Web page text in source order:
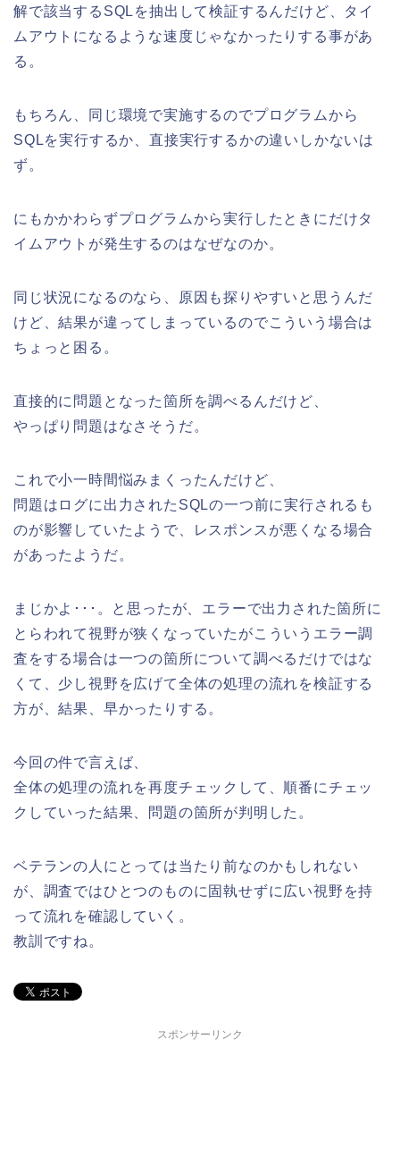
解で該当するSQLを抽出して検証するんだけど、タイ
ムアウトになるような速度じゃなかったりする事があ
る。
もちろん、同じ環境で実施するのでプログラムから
SQLを実行するか、直接実行するかの違いしかないは
ず。
にもかかわらずプログラムから実行したときにだけタ
イムアウトが発生するのはなぜなのか。
同じ状況になるのなら、原因も探りやすいと思うんだ
けど、結果が違ってしまっているのでこういう場合は
ちょっと困る。
直接的に問題となった箇所を調べるんだけど、
やっぱり問題はなさそうだ。
これで小一時間悩みまくったんだけど、
問題はログに出力されたSQLの一つ前に実行されるも
のが影響していたようで、レスポンスが悪くなる場合
があったようだ。
まじかよ･･･。と思ったが、エラーで出力された箇所に
とらわれて視野が狭くなっていたがこういうエラー調
査をする場合は一つの箇所について調べるだけではな
くて、少し視野を広げて全体の処理の流れを検証する
方が、結果、早かったりする。
今回の件で言えば、
全体の処理の流れを再度チェックして、順番にチェッ
クしていった結果、問題の箇所が判明した。
ベテランの人にとっては当たり前なのかもしれない
が、調査ではひとつのものに固執せずに広い視野を持
って流れを確認していく。
教訓ですね。
スポンサーリンク